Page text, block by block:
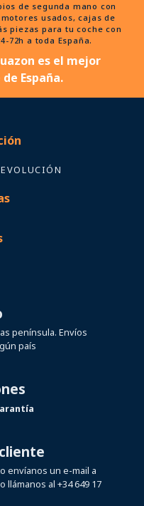
de segunda mano con
usados, cajas de
piezas para tu coche con
72h a toda España.
es el mejor
España.
península. Envíos
país
envíanos un e-mail a
o llámanos al +34 649 17